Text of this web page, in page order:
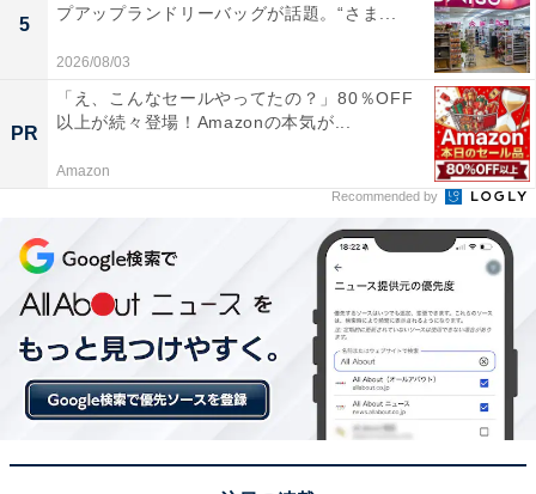
View this post on Instagram
5
プアップランドリーバッグが話題。“さま...
2026/08/03
PR
「え、こんなセールやってたの？」80％OFF
以上が続々登場！Amazonの本気が...
Amazon
Recommended by